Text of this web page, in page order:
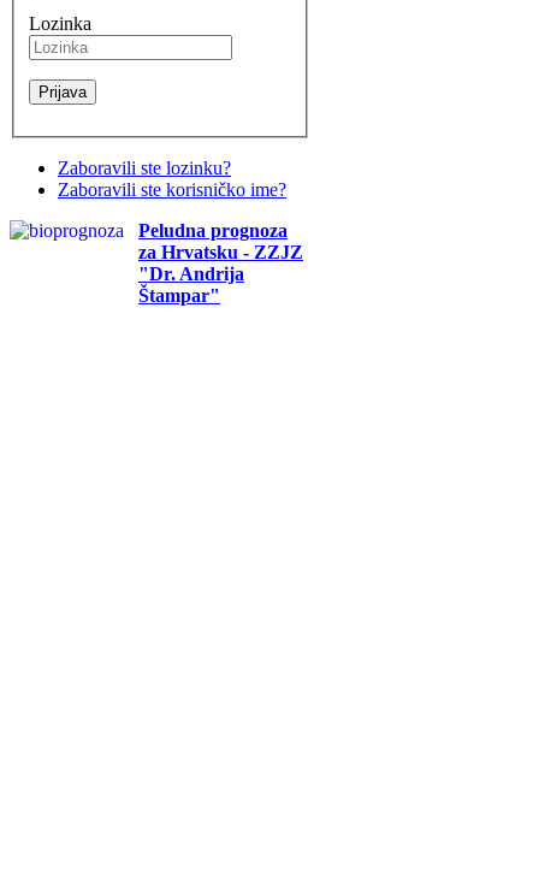
Lozinka
Zaboravili ste lozinku?
Zaboravili ste korisničko ime?
Peludna prognoza
za Hrvatsku - ZZJZ
"Dr. Andrija
Štampar"